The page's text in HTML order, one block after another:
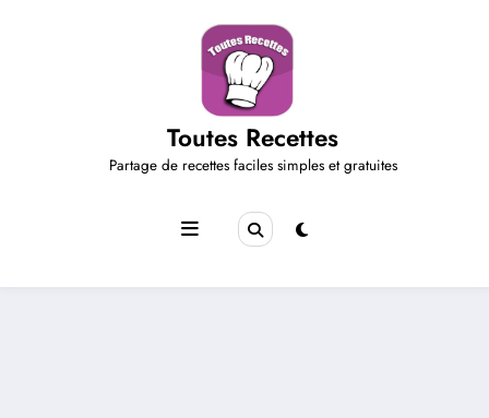
Toutes Recettes
Partage de recettes faciles simples et gratuites